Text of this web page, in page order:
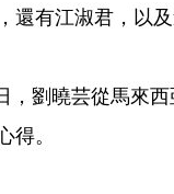
還有江淑君，以
，劉曉芸從馬來
得。